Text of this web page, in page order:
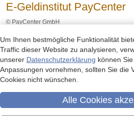
E-Geldinstitut PayCenter
© PayCenter GmbH
Impressum - Datenschutzerklärung
Um Ihnen bestmögliche Funktionalität
Traffic dieser Website zu analysieren,
unserer Datenschutzerklärung können
Anpassungen vornehmen, sollten Sie die
Cookies nicht wünschen.
Alle Cookies